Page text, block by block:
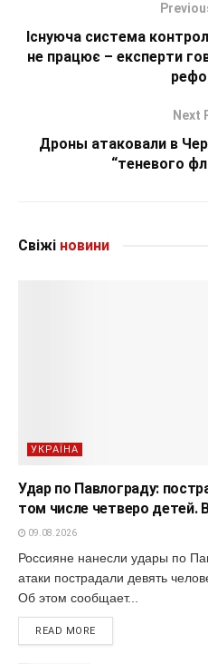
Існуюча система
не працює – експерти
Next
Дроны атаковали в
“теневого
Свіжі новини
УКРАЇНА
Удар по Павлограду:
том числе четверо детей.
09.08.2026
Россияне нанесли удары по
атаки пострадали девять
Об этом сообщает...
READ MORE